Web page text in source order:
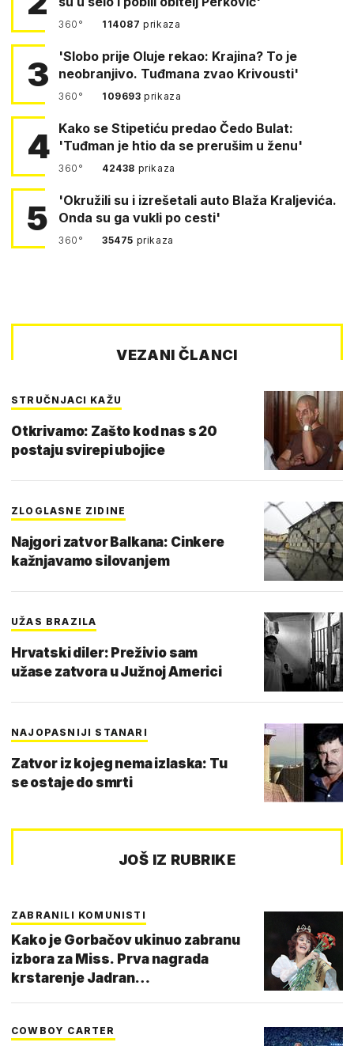
360° 114087prikaza
3
'Slobo prije Oluje rekao: Krajina? To je
neobranjivo. Tuđmana zvao Krivousti'
360° 109693prikaza
4 Kako se Stipetiću predao Čedo Bulat:
'Tuđman je htio da se prerušim u ženu'
360° 42438 prikaza
5
'Okružili su i izrešetali auto Blaža Kraljevića.
Onda su ga vukli po cesti'
360° 35475 prikaza
VEZANI ČLANCI
STRUČNJACI KAŽU
Otkrivamo: Zašto kod nas s 20
postaju svirepi ubojice
ZLOGLASNE ZIDINE
Najgori zatvor Balkana: Cinkere
kažnjavamo silovanjem
UŽAS BRAZILA
Hrvatski diler: Preživio sam
užase zatvora u Južnoj Americi
NAJOPASNIJI STANARI
Zatvor iz kojeg nema izlaska: Tu
se ostaje do smrti
JOŠ IZ RUBRIKE
ZABRANILI KOMUNISTI
Kako je Gorbačov ukinuo zabranu
izbora za Miss. Prva nagrada
krstarenje Jadran…
COWBOY CARTER